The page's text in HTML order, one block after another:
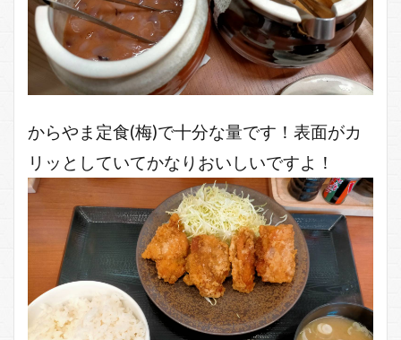
からやま定食(梅)で十分な量です！表面がカ
リッとしていてかなりおいしいですよ！